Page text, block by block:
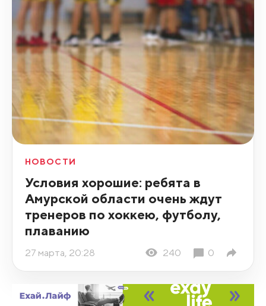
НОВОСТИ
Условия хорошие: ребята в
Амурской области очень ждут
тренеров по хоккею, футболу,
плаванию
27 марта, 20:28 240 0